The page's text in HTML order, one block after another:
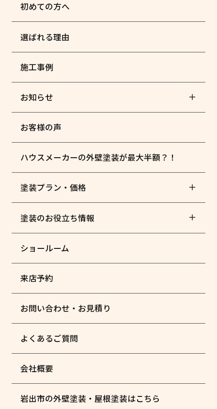
初めての方へ
選ばれる理由
施工事例
お知らせ
お客様の声
ハウスメーカーの外壁塗装が最大半額？！
塗装プラン・価格
塗装のお役立ち情報
ショールーム
来店予約
お問い合わせ・お見積り
よくあるご質問
会社概要
岩出市の外壁塗装・屋根塗装はこちら